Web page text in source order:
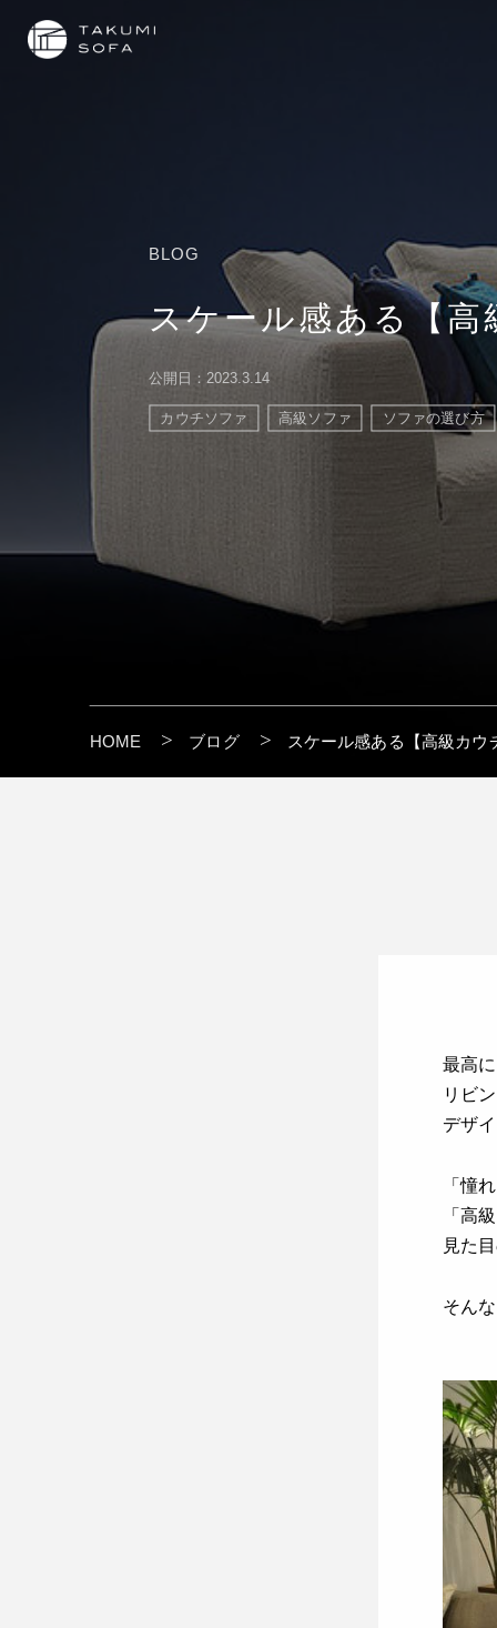
BLOG
スケール感ある【
公開日：2023.3.14
カウチソファ 高級ソファ ソファの選び方
HOME ブログ スケール感ある【高級カウ
最高
リビ
デザ
「憧
「高
見た
そん